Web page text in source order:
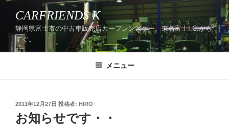
ツ
CARFRIENDS K
静岡県富士市の中古車販売店カーフレンズケー。東名富士I.C.から
すぐ。
メニュー
投
稿
日:
2011年12月27日 投稿者: HIRO
お知らせです・・